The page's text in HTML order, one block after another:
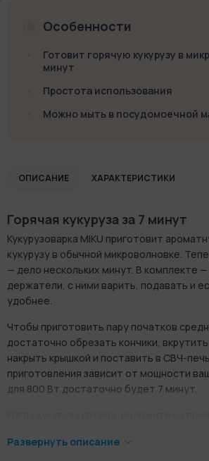
Особенности
Готовит горячую кукурузу в
минут
Простота использования
Можно мыть в посудомоечной
ОПИСАНИЕ ХАРАКТЕРИСТИКИ
Горячая кукуруза за 7 минут
Кукурузоварка MIKU приготовит
кукурузу в обычной микроволновке.
— дело нескольких минут. В комплекте
держатели, с ними варить, подавать и
удобнее.
Чтобы приготовить пару початков
достаточно обрезать кончики,
накрыть крышкой и поставить в СВЧ-
приготовления зависит от мощности
для 800 Вт достаточно будет 7 минут.
поперчите по вкусу. Приятного аппетита!
Развернуть описание